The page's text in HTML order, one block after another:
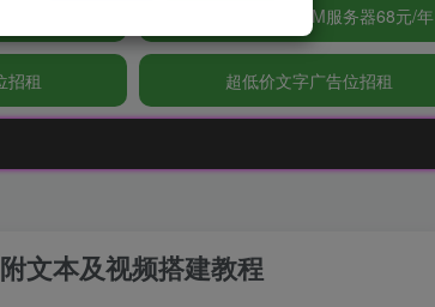
38元/年 阿里云2核2G200M服务器68元/年
招租 超低价文字广告位招租
文本及视频搭建教程